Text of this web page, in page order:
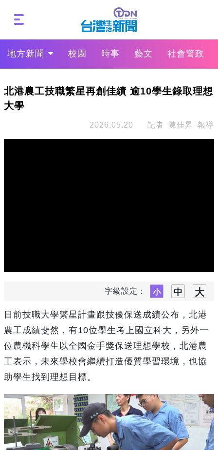
地方新聞 校園 時事 藝文 社會警政
北港農工技職繁星再創佳績 逾10學生錄取理想
大學
2026.05.20 記者 陳佳昇 報導
字級設定：
日前技職大學繁星計畫跟技優保送成績公布，北港
農工成績斐然，有10位學生考上國立科大，另外一
位農機科學生以全國金手獎保送理想學校，北港農
工表示，未來學校會繼續打造優質學習環境，也協
助學生找到理想目標。